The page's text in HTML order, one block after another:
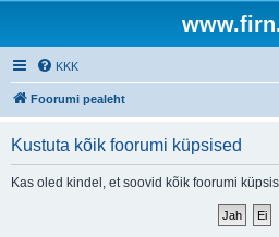
KKK
Foorumi pealeht
Kustuta kõik foorumi küpsised
Kas oled kindel, et soovid kõik foorumi